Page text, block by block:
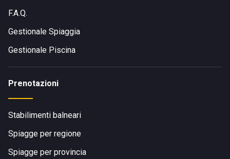
F.A.Q.
Gestionale Spiaggia
Gestionale Piscina
Prenotazioni
Stabilimenti balneari
Spiagge per regione
Spiagge per provincia